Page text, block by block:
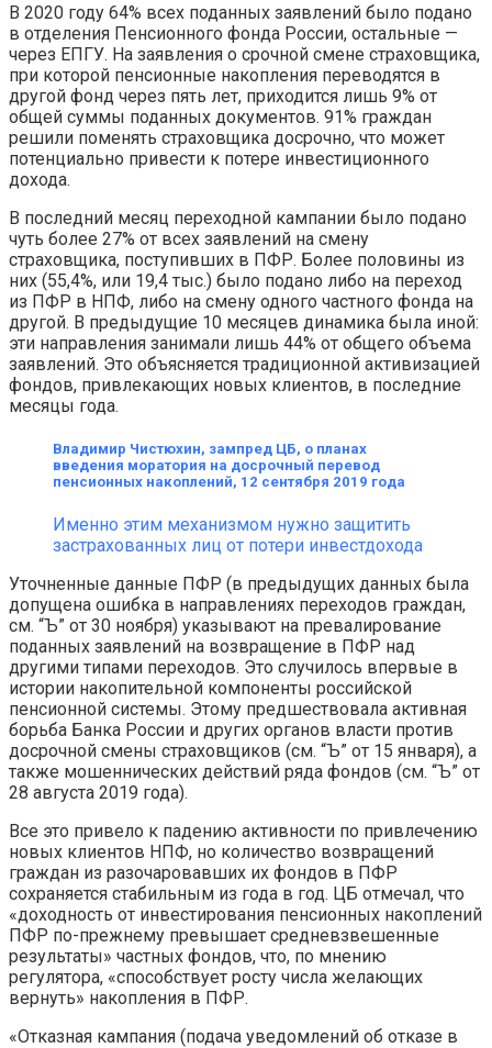
В 2020 году 64% всех поданных заявлений было подано
в отделения Пенсионного фонда России, остальные —
через ЕПГУ. На заявления о срочной смене страховщика,
при которой пенсионные накопления переводятся в
другой фонд через пять лет, приходится лишь 9% от
общей суммы поданных документов. 91% граждан
решили поменять страховщика досрочно, что может
потенциально привести к потере инвестиционного
дохода.
В последний месяц переходной кампании было подано
чуть более 27% от всех заявлений на смену
страховщика, поступивших в ПФР. Более половины из
них (55,4%, или 19,4 тыс.) было подано либо на переход
из ПФР в НПФ, либо на смену одного частного фонда на
другой. В предыдущие 10 месяцев динамика была иной:
эти направления занимали лишь 44% от общего объема
заявлений. Это объясняется традиционной активизацией
фондов, привлекающих новых клиентов, в последние
месяцы года.
Владимир Чистюхин, зампред ЦБ, о планах
введения моратория на досрочный перевод
пенсионных накоплений, 12 сентября 2019 года
Именно этим механизмом нужно защитить
застрахованных лиц от потери инвестдохода
Уточненные данные ПФР (в предыдущих данных была
допущена ошибка в направлениях переходов граждан,
см. “Ъ” от 30 ноября) указывают на превалирование
поданных заявлений на возвращение в ПФР над
другими типами переходов. Это случилось впервые в
истории накопительной компоненты российской
пенсионной системы. Этому предшествовала активная
борьба Банка России и других органов власти против
досрочной смены страховщиков (см. “Ъ” от 15 января), а
также мошеннических действий ряда фондов (см. “Ъ” от
28 августа 2019 года).
Все это привело к падению активности по привлечению
новых клиентов НПФ, но количество возвращений
граждан из разочаровавших их фондов в ПФР
сохраняется стабильным из года в год. ЦБ отмечал, что
«доходность от инвестирования пенсионных накоплений
ПФР по-прежнему превышает средневзвешенные
результаты» частных фондов, что, по мнению
регулятора, «способствует росту числа желающих
вернуть» накопления в ПФР.
«Отказная кампания (подача уведомлений об отказе в